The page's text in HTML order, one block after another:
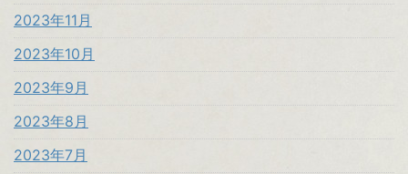
2023年11月
2023年10月
2023年9月
2023年8月
2023年7月